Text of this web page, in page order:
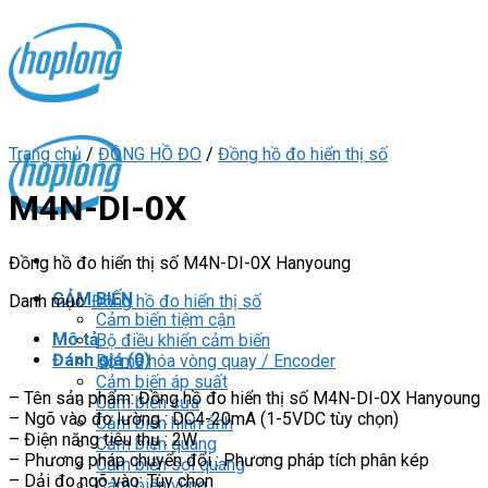
content
CẢM BIẾN
Cảm biến tiệm cận
Bộ điều khiển cảm biến
Bộ mã hóa vòng quay / Encoder
Cảm biến áp suất
Cảm biến cửa
Cảm biến hình ảnh
Cảm biến quang
Cảm biến sợi quang
Trang chủ / ĐỒNG HỒ ĐO / Đồng hồ đo hiển thị số
M4N-DI-0X
Đồng hồ đo hiển thị số M4N-DI-0X Hanyoung
Danh mục:Đồng hồ đo hiển thị số
Mô tả
Đánh giá (0)
– Tên sản phẩm: Đồng hồ đo hiển thị số M4N-DI-0X Hanyoung
– Ngõ vào đo lường : DC4-20mA (1-5VDC tùy chọn)
– Điện năng tiêu thụ : 2W
– Phương pháp chuyển đổi : Phương pháp tích phân kép
– Dải đo ngõ vào: Tùy chọn